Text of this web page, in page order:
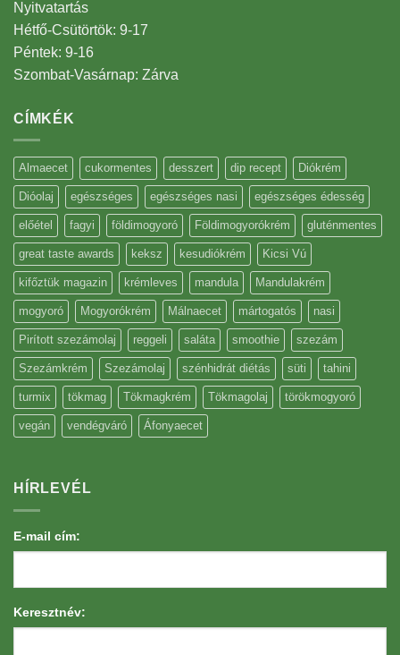
Nyitvatartás
Hétfő-Csütörtök: 9-17
Péntek: 9-16
Szombat-Vasárnap: Zárva
CÍMKÉK
Almaecet cukormentes desszert dip recept Diókrém
Dióolaj egészséges egészséges nasi egészséges édesség
előétel fagyi földimogyoró Földimogyorókrém gluténmentes
great taste awards keksz kesudiókrém Kicsi Vú
kifőztük magazin krémleves mandula Mandulakrém
mogyoró Mogyorókrém Málnaecet mártogatós nasi
Pirított szezámolaj reggeli saláta smoothie szezám
Szezámkrém Szezámolaj szénhidrát diétás süti tahini
turmix tökmag Tökmagkrém Tökmagolaj törökmogyoró
vegán vendégváró Áfonyaecet
HÍRLEVÉL
E-mail cím:
Keresztnév: